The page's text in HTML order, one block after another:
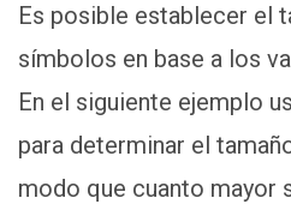
Es posible establecer el
símbolos en base a los
En el siguiente ejemplo
para determinar el
modo que cuanto mayor